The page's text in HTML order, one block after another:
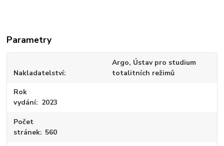
Parametry
Nakladatelství
Argo, Ústav pro studium
totalitních režimů
Rok
vydání
2023
Počet
stránek 560